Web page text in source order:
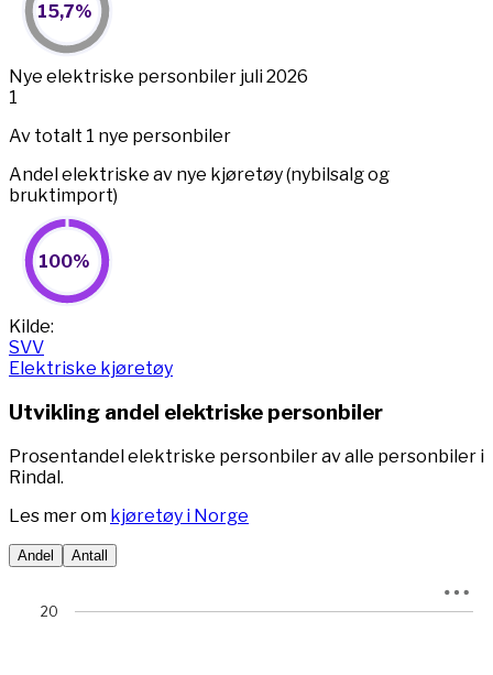
Pie chart with 2 slices.
View as data table, 15,7%
15,7%
End of interactive chart.
Nye elektriske personbiler juli 2026
1
Av totalt 1 nye personbiler
Andel elektriske av nye kjøretøy (nybilsalg og
bruktimport)
100%
Pie chart with 2 slices.
View as data table, 100%
100%
End of interactive chart.
Kilde:
SVV
Elektriske kjøretøy
Utvikling andel elektriske personbiler
Prosentandel elektriske personbiler av alle personbiler i
Rindal.
Les mer om kjøretøy i Norge
Andel Antall
20